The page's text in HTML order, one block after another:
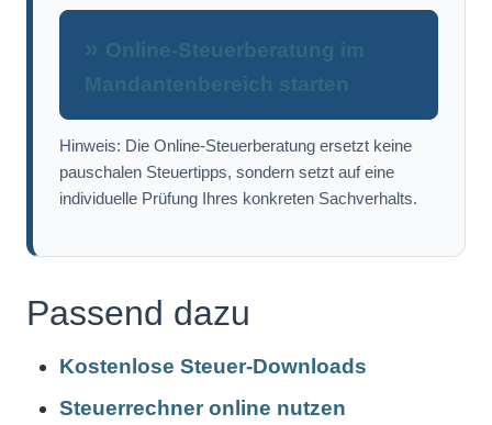
Online-Steuerberatung im
Mandantenbereich starten
Hinweis: Die Online-Steuerberatung ersetzt keine
pauschalen Steuertipps, sondern setzt auf eine
individuelle Prüfung Ihres konkreten Sachverhalts.
Passend dazu
Kostenlose Steuer-Downloads
Steuerrechner online nutzen